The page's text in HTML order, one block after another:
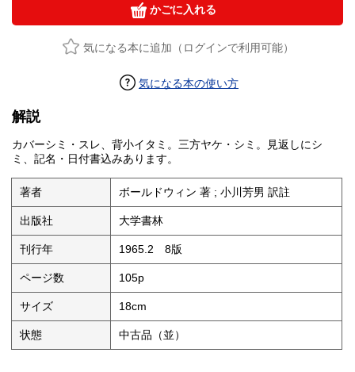
かごに入れる
気になる本に追加（ログインで利用可能）
気になる本の使い方
解説
カバーシミ・スレ、背小イタミ。三方ヤケ・シミ。見返しにシ
ミ、記名・日付書込みあります。
著者 ボールドウィン 著 ; 小川芳男 訳註
出版社 大学書林
刊行年 1965.2 8版
ページ数 105p
サイズ 18cm
状態 中古品（並）